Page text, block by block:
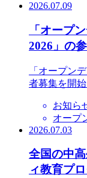
2026.07.09
「オープ
2026」の
「オープン
者募集を開始
お知ら
オープ
2026.07.03
全国の中
ィ教育プ